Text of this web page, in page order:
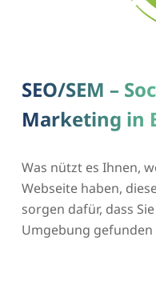
SEO/SEM –
Marketing in
Was nützt es Ihnen,
Webseite haben,
sorgen dafür, dass
Umgebung gefunden